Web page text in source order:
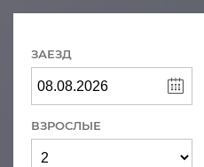
ЗАЕЗД
ВЗРОСЛЫЕ